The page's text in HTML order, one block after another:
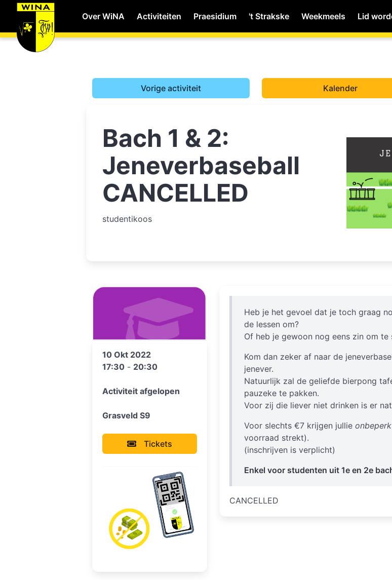
Over WiNA Activiteiten Praesidium 't Strakske Weekmeels Lid
WiNA
Shop
Studie
Vorige activiteit Kalender
Bach 1 & 2:
Jeneverbaseball
CANCELLED
studentikoos
10 Okt 2022
17:30 - 20:30
Activiteit afgelopen
Grasveld S9
Tickets
Heb je het gevoel dat je toch graag
de lessen om?
Of heb je gewoon nog eens zin om te
Kom dan zeker af naar de
jenever.
Natuurlijk zal de geliefde bierpong
pauzeke te pakken.
Voor zij die liever niet drinken is er
Voor slechts €7 krijgen jullie
voorraad strekt).
(inschrijven is verplicht)
Enkel voor studenten uit 1e en 2e
CANCELLED